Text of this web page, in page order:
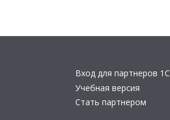
Вход для партнеров 1С
Учебная версия
Стать партнером